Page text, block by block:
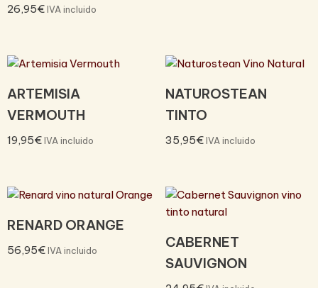
26,95€IVA incluido
ARTEMISIA
VERMOUTH
19,95€IVA incluido
NATUROSTEAN
TINTO
35,95€ IVA incluido
RENARD ORANGE
56,95€IVA incluido
CABERNET
SAUVIGNON